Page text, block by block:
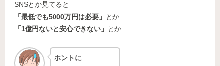
SNSとか見てると
「最低でも5000万円は必要」 とか
「1億円ないと安心できない」 とか
ホントに